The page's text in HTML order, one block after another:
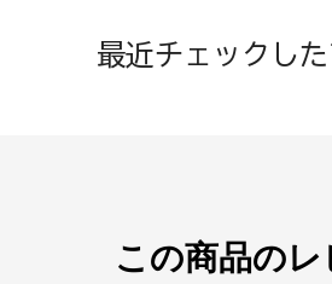
最近チェックし
この商品の